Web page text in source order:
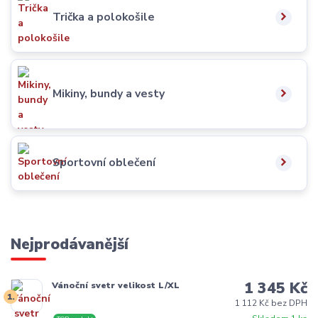
Trička a polokošile
Mikiny, bundy a vesty
Sportovní oblečení
Nejprodávanější
1.
Vánoční svetr velikost L/XL 1 345 Kč
1 112 Kč bez DPH